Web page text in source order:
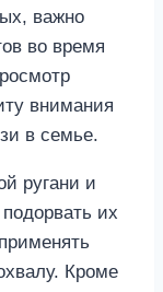
важно
во время
внимания
в семье.
ругани и
их
Кроме